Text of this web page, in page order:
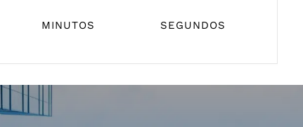
MINUTOS SEGUNDOS